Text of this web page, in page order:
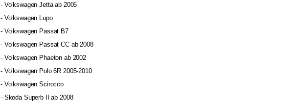
- Volkswagen Jetta ab 2005
- Volkswagen Lupo
- Volkswagen Passat B7
- Volkswagen Passat CC ab 2008
- Volkswagen Phaeton ab 2002
- Volkswagen Polo 6R 2005-2010
- Volkswagen Scirocco
- Skoda Superb II ab 2008